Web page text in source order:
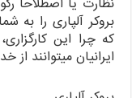
نظارت یا اصطلاحا
بروکر آلپاری را به
که چرا این
ایرانیان میتوانند